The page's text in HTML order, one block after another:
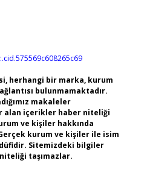
herhangi bir marka, kurum
bulunmamaktadır.
makaleler
alan içerikler haber niteliği
ve kişiler hakkında
kurum ve kişiler ile isim
Sitemizdeki bilgiler
taşımazlar.